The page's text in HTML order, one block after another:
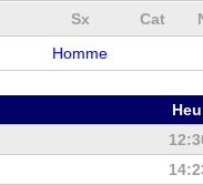
Sx Cat
Homme